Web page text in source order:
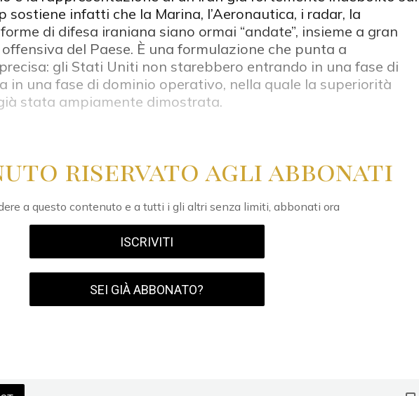
sostiene infatti che la Marina, l’Aeronautica, i radar, la
di difesa iraniana siano ormai “andate”, insieme a gran
del Paese. È una formulazione che punta a
gli Stati Uniti non starebbero entrando in una fase di
in una fase di dominio operativo, nella quale la superiorità
stata ampiamente dimostrata.
riservato agli abbonati
a questo contenuto e a tutti i gli altri senza limiti, abbonati ora
ISCRIVITI
SEI GIÀ ABBONATO?